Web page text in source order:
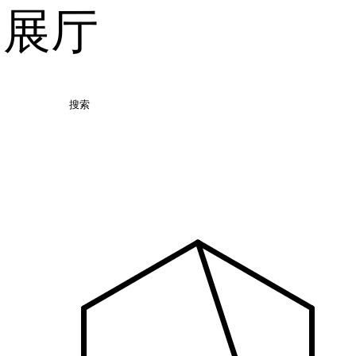
厅
搜索